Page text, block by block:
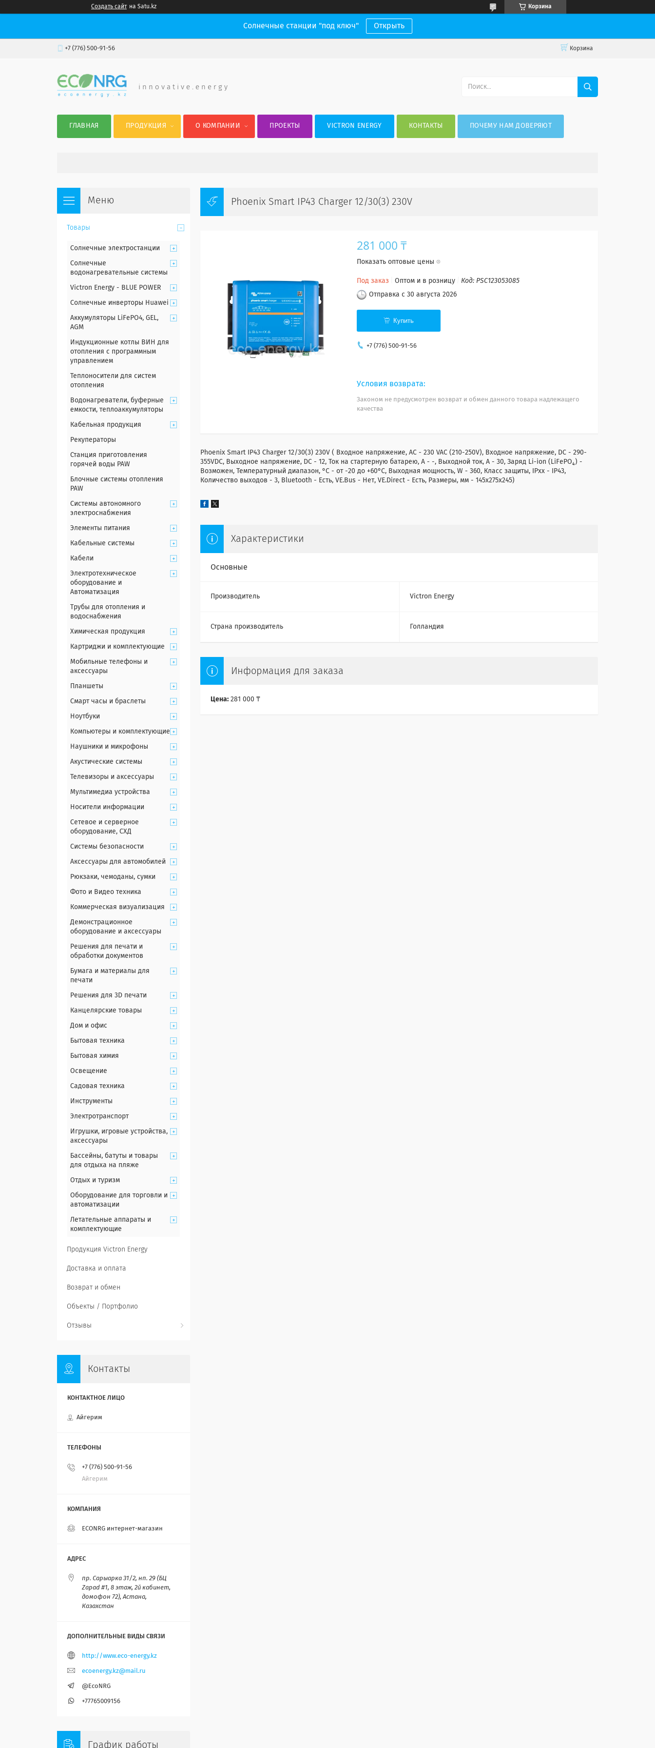
Создать сайт на Satu.kz Корзина
Солнечные станции "под ключ" Открыть
+7 (776) 500-91-56 Корзина
i n n o v a t i v e . e n e r g y
ГЛАВНАЯ ПРОДУКЦИЯ О КОМПАНИИ ПРОЕКТЫ VICTRON ENERGY КОНТАКТЫ ПОЧЕМУ НАМ ДОВЕРЯЮТ
Phoenix Smart IP43 Charger 12/30(3) 230V
281 000 ₸
Показать оптовые цены
Под заказ Оптом и в розницу Код: PSC123053085
Отправка с 30 августа 2026
Купить
+7 (776) 500-91-56
Законом не предусмотрен возврат и обмен данного товара надлежащего
качества
Phoenix Smart IP43 Charger 12/30(3) 230V ( Входное напряжение, AC - 230 VAC (210-250V), Входное напряжение, DC - 290-
355VDC, Выходное напряжение, DC - 12, Ток на стартерную батарею, А - -, Выходной ток, А - 30, Заряд Li-ion (LiFePO₄) -
Возможен, Температурный диапазон, °C - от -20 до +60°C, Выходная мощность, W - 360, Класс защиты, IPхх - IP43,
Количество выходов - 3, Bluetooth - Есть, VE.Bus - Нет, VE.Direct - Есть, Размеры, мм - 145x275x245)
Характеристики
Основные
Производитель Victron Energy
Страна производитель Голландия
Информация для заказа
Цена: 281 000 ₸
Товары
Солнечные электростанции
Солнечные
водонагревательные системы
Victron Energy - BLUE POWER
Солнечные инверторы Huawei
Аккумуляторы LiFePO4, GEL,
AGM
Индукционные котлы ВИН для
отопления с программным
управлением
Теплоносители для систем
отопления
Водонагреватели, буферные
емкости, теплоаккумуляторы
Кабельная продукция
Рекуператоры
Станция приготовления
горячей воды PAW
Блочные системы отопления
PAW
Системы автономного
электроснабжения
Элементы питания
Кабельные системы
Кабели
Электротехническое
оборудование и
Автоматизация
Трубы для отопления и
водоснабжения
Химическая продукция
Картриджи и комплектующие
Мобильные телефоны и
аксессуары
Планшеты
Смарт часы и браслеты
Ноутбуки
Компьютеры и комплектующие
Наушники и микрофоны
Акустические системы
Телевизоры и аксессуары
Мультимедиа устройства
Носители информации
Сетевое и серверное
оборудование, СХД
Системы безопасности
Аксессуары для автомобилей
Рюкзаки, чемоданы, сумки
Фото и Видео техника
Коммерческая визуализация
Демонстрационное
оборудование и аксессуары
Решения для печати и
обработки документов
Бумага и материалы для
печати
Решения для 3D печати
Канцелярские товары
Дом и офис
Бытовая техника
Бытовая химия
Освещение
Садовая техника
Инструменты
Электротранспорт
Игрушки, игровые устройства,
аксессуары
Бассейны, батуты и товары
для отдыха на пляже
Отдых и туризм
Оборудование для торговли и
автоматизации
Летательные аппараты и
комплектующие
Продукция Victron Energy
Доставка и оплата
Возврат и обмен
Объекты / Портфолио
Отзывы
Контакты
Айгерим
+7 (776) 500-91-56
Айгерим
ECONRG интернет-магазин
пр. Сарыарка 31/2, нп. 29 (БЦ
Zapad #1, 8 этаж, 2й кабинет,
домофон 72), Астана,
Казахстан
http://www.eco-energy.kz
ecoenergy.kz@mail.ru
@EcoNRG
+77765009156
График работы